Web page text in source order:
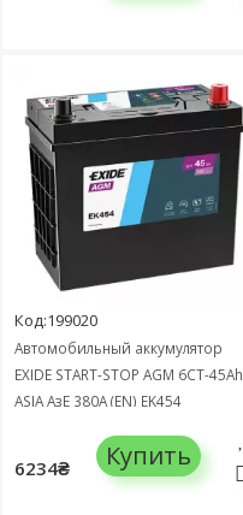
Код:199020
Автомобильный аккумулятор
EXIDE START-STOP AGM 6СТ-45Ah
ASIA АзЕ 380А (EN) EK454
6234₴ Купить